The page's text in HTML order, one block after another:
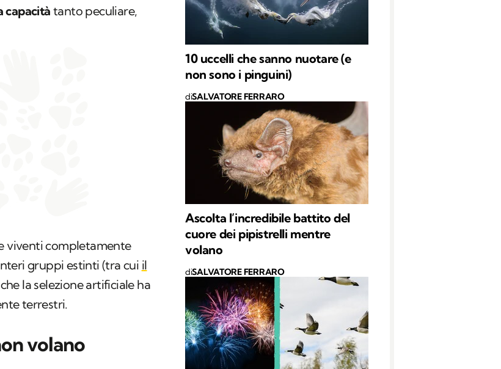
capacitàtanto peculiare,
viventi completamente
gruppi estinti (tra cui il
la selezione artificiale ha
terrestri.
volano
10 uccelli che sanno nuotare (e
non sono i pinguini)
diSALVATORE FERRARO
Ascolta l’incredibile battito del
cuore dei pipistrelli mentre
volano
diSALVATORE FERRARO